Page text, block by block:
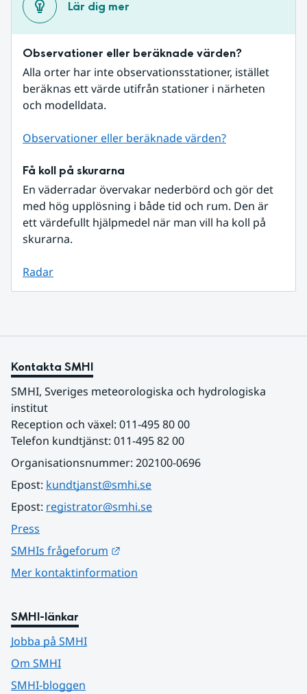
Lär dig mer
Observationer eller beräknade värden?
Alla orter har inte observationsstationer, istället
beräknas ett värde utifrån stationer i närheten
och modelldata.
Observationer eller beräknade värden?
Få koll på skurarna
En väderradar övervakar nederbörd och gör det
med hög upplösning i både tid och rum. Den är
ett värdefullt hjälpmedel när man vill ha koll på
skurarna.
Radar
Kontakta SMHI
SMHI, Sveriges meteorologiska och hydrologiska
institut
Reception och växel: 011-495 80 00
Telefon kundtjänst: 011-495 82 00
Organisationsnummer: 202100-0696
Epost: kundtjanst@smhi.se
Epost: registrator@smhi.se
Press
SMHIs frågeforum
Mer kontaktinformation
SMHI-länkar
Jobba på SMHI
Om SMHI
SMHI-bloggen